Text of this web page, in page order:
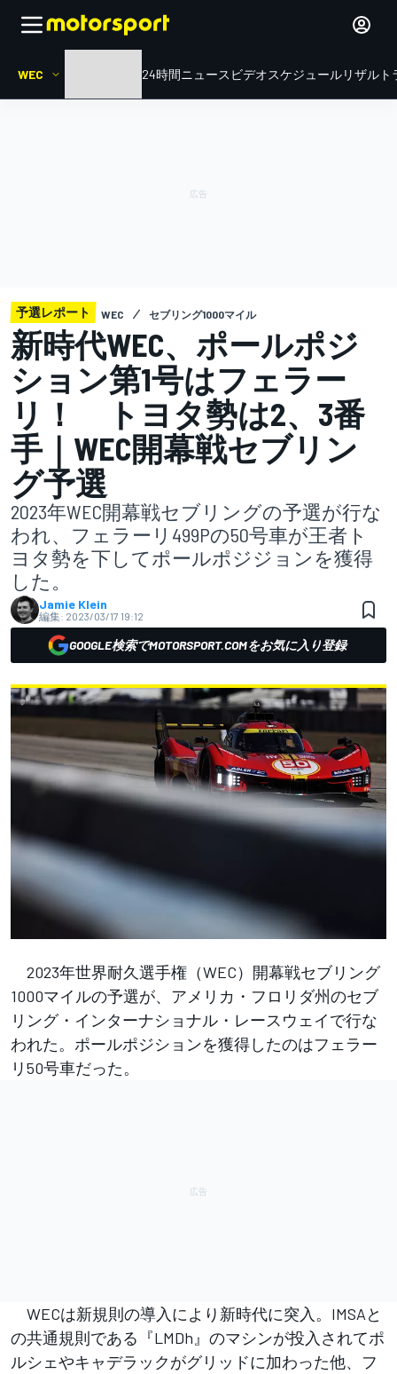
WEC ル・マン24時間ニュース ビデオスケジュールリザルト
予選レポート WEC セブリング1000マイル
新時代WEC、ポールポジ
ション第1号はフェラー
リ！ トヨタ勢は2、3番
手｜WEC開幕戦セブリン
グ予選
2023年WEC開幕戦セブリングの予選が行な
われ、フェラーリ499Pの50号車が王者ト
ヨタ勢を下してポールポジジョンを獲得
した。
Jamie Klein
編集: 2023/03/17 19:12
GOOGLE検索でMOTORSPORT.COMをお気に入り登録
2023年世界耐久選手権（WEC）開幕戦セブリング
1000マイルの予選が、アメリカ・フロリダ州のセブ
リング・インターナショナル・レースウェイで行な
われた。ポールポジションを獲得したのはフェラー
リ50号車だった。
WECは新規則の導入により新時代に突入。IMSAと
の共通規則である『LMDh』のマシンが投入されてポ
ルシェやキャデラックがグリッドに加わった他、フ